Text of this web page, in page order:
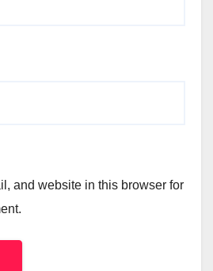
and website in this browser for